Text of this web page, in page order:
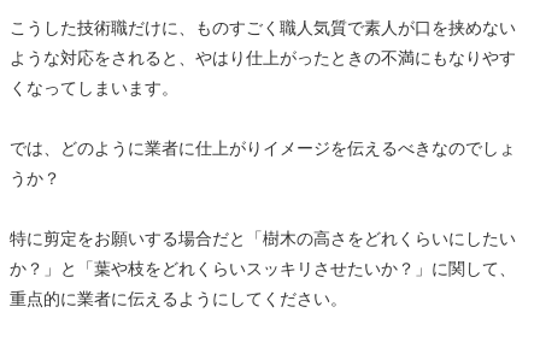
こうした技術職だけに、ものすごく職人気質で素人が口を挟めない
ような対応をされると、やはり仕上がったときの不満にもなりやす
くなってしまいます。
では、どのように業者に仕上がりイメージを伝えるべきなのでしょ
うか？
特に剪定をお願いする場合だと「樹木の高さをどれくらいにしたい
か？」と「葉や枝をどれくらいスッキリさせたいか？」に関して、
重点的に業者に伝えるようにしてください。